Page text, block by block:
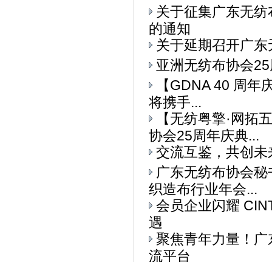
关于征集广东无
的通知
关于延期召开广
亚洲无纺布协会
【GDNA 40 周
将携手...
【无纺粤擎·网拓
协会25周年庆典...
交流互鉴，共创
广东无纺布协会
织造布行业年会...
会员企业闪耀
遇
聚焦青年力量！
流平台